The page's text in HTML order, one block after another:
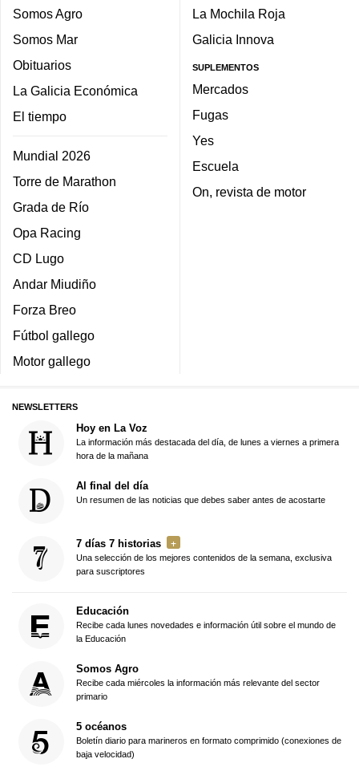
Somos Agro
Somos Mar
Obituarios
La Galicia Económica
El tiempo
Mundial 2026
Torre de Marathon
Grada de Río
Opa Racing
CD Lugo
Andar Miudiño
Forza Breo
Fútbol gallego
Motor gallego
La Mochila Roja
Galicia Innova
SUPLEMENTOS
Mercados
Fugas
Yes
Escuela
On, revista de motor
NEWSLETTERS
Hoy en La Voz
La información más destacada del día, de lunes a viernes a primera
hora de la mañana
Al final del día
Un resumen de las noticias que debes saber antes de acostarte
7 días 7 historias
Una selección de los mejores contenidos de la semana, exclusiva
para suscriptores
Educación
Recibe cada lunes novedades e información útil sobre el mundo de
la Educación
Somos Agro
Recibe cada miércoles la información más relevante del sector
primario
5 océanos
Boletín diario para marineros en formato comprimido (conexiones de
baja velocidad)